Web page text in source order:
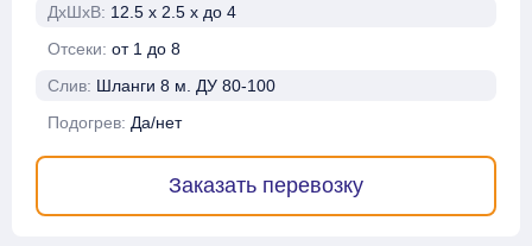
ДхШхВ: 12.5 х 2.5 х до 4
Отсеки: от 1 до 8
Слив: Шланги 8 м. ДУ 80-100
Подогрев: Да/нет
Заказать перевозку